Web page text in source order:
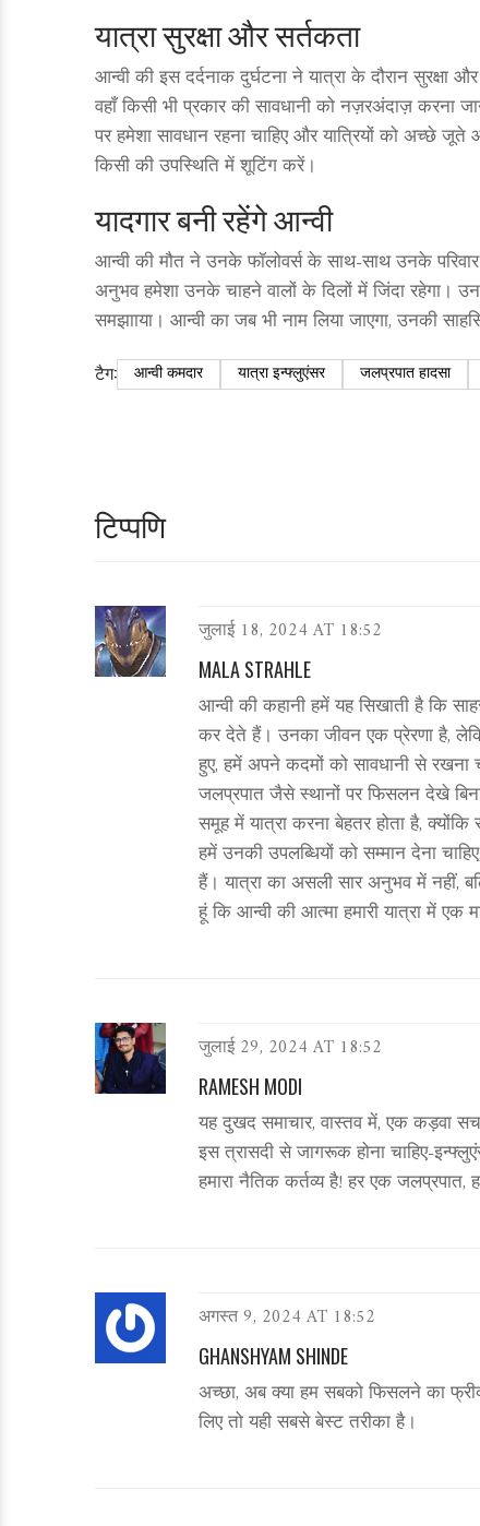
यात्रा सुरक्षा और सर्तकता
आन्वी की इस दर्दनाक दुर्घटना ने यात्रा के दौरान
वहाँ किसी भी प्रकार की सावधानी को नज़रअंदाज़ करना
पर हमेशा सावधान रहना चाहिए और यात्रियों को अच्छे
किसी की उपस्थिति में शूटिंग करें।
यादगार बनी रहेंगे आन्वी
आन्वी की मौत ने उनके फॉलोवर्स के साथ-साथ उनके
अनुभव हमेशा उनके चाहने वालों के दिलों में जिंदा रहेगा।
समझााया। आन्वी का जब भी नाम लिया जाएगा, उनकी
टैग: आन्वी कमदार यात्रा इन्फ्लुएंसर जलप्रपात हादसा
टिप्पणि
जुलाई 18, 2024 AT 18:52
MALA STRAHLE
आन्वी की कहानी हमें यह सिखाती है कि
कर देते हैं। उनका जीवन एक प्रेरणा है,
हुए, हमें अपने कदमों को सावधानी से
जलप्रपात जैसे स्थानों पर फिसलन देखे
समूह में यात्रा करना बेहतर होता है,
हमें उनकी उपलब्धियों को सम्मान देना
हैं। यात्रा का असली सार अनुभव में नहीं,
हूं कि आन्वी की आत्मा हमारी यात्रा में
जुलाई 29, 2024 AT 18:52
RAMESH MODI
यह दुखद समाचार, वास्तव में, एक कड़वा
इस त्रासदी से जागरूक होना चाहिए-
हमारा नैतिक कर्तव्य है! हर एक
अगस्त 9, 2024 AT 18:52
GHANSHYAM SHINDE
अच्छा, अब क्या हम सबको फिसलने का
लिए तो यही सबसे बेस्ट तरीका है।